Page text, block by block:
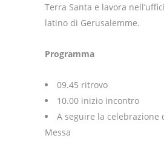
Terra Santa e lavora
latino di Gerusalemme.
Programma
09.45 ritrovo
10.00 inizio incontro
A seguire la celebrazione
Messa